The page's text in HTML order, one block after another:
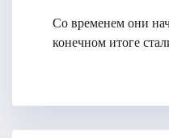
Со временем они
конечном итоге